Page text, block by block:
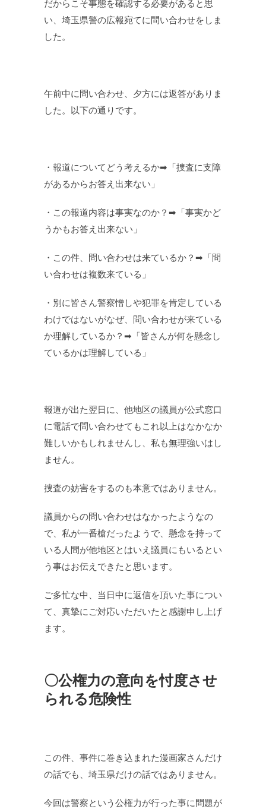
だからこそ事態を確認する必要があると思
い、埼玉県警の広報宛てに問い合わせをしま
した。
午前中に問い合わせ、夕方には返答がありま
した。以下の通りです。
・報道についてどう考えるか➡「捜査に支障
があるからお答え出来ない」
・この報道内容は事実なのか？➡「事実かど
うかもお答え出来ない」
・この件、問い合わせは来ているか？➡「問
い合わせは複数来ている」
・別に皆さん警察憎しや犯罪を肯定している
わけではないがなぜ、問い合わせが来ている
か理解しているか？➡「皆さんが何を懸念し
ているかは理解している」
報道が出た翌日に、他地区の議員が公式窓口
に電話で問い合わせてもこれ以上はなかなか
難しいかもしれませんし、私も無理強いはし
ません。
捜査の妨害をするのも本意ではありません。
議員からの問い合わせはなかったようなの
で、私が一番槍だったようで、懸念を持って
いる人間が他地区とはいえ議員にもいるとい
う事はお伝えできたと思います。
ご多忙な中、当日中に返信を頂いた事につい
て、真摯にご対応いただいたと感謝申し上げ
ます。
〇公権力の意向を忖度させ
られる危険性
この件、事件に巻き込まれた漫画家さんだけ
の話でも、埼玉県だけの話ではありません。
今回は警察という公権力が行った事に問題が